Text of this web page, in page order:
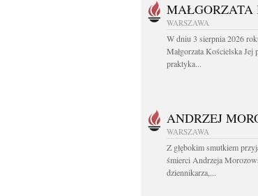
MAŁGORZATA
WARSZAWA
W dniu 3 sierpnia 2026
Małgorzata Kościelska Jej
praktyka...
ANDRZEJ
WARSZAWA
Z głębokim smutkiem
śmierci Andrzeja
dziennikarza,...